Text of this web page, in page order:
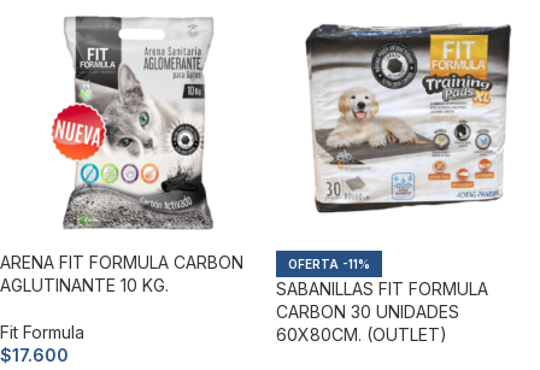
ARENA FIT FORMULA CARBON
AGLUTINANTE 10 KG.
Fit Formula
$17.600
-11%
SABANILLAS FIT FORMULA
CARBON 30 UNIDADES
60X80CM. (OUTLET)